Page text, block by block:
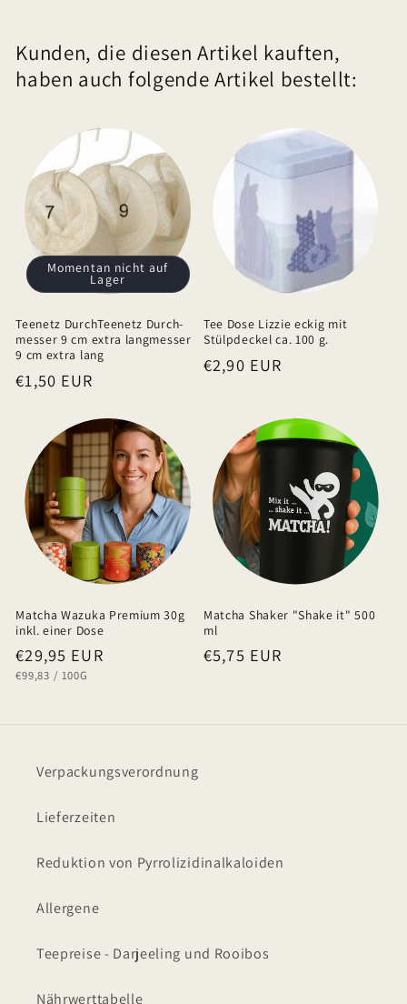
a
p
a
l
t
Kunden, die diesen Artikel kauften,
haben auch folgende Artikel bestellt:
Momentan nicht auf
Lager
Teenetz DurchTeenetz Durch-
messer 9 cm extra langmesser
9 cm extra lang
Normaler
€1,50 EUR
Tee Dose Lizzie eckig mit
Stülpdeckel ca. 100 g.
Normaler
€2,90 EUR
Matcha Wazuka Premium 30g
inkl. einer Dose
Normaler
Preis
€29,95 EUR
GRUNDPREIS
€99,83 / PRO
100G
Matcha Shaker "Shake it" 500
ml
Normaler
€5,75 EUR
Verpackungsverordnung
Lieferzeiten
Reduktion von Pyrrolizidinalkaloiden
Allergene
Teepreise - Darjeeling und Rooibos
Nährwerttabelle